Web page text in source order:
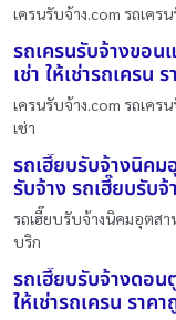
เครนรับจ้าง.com รถเคร
รถเครนรับจ้างขอน
เช่า ให้เช่ารถเครน
เครนรับจ้าง.com รถเคร
เช่า
รถเฮี๊ยบรับจ้างนิคม
รับจ้าง รถเฮี๊ยบรับจ้
รถเฮี๊ยบรับจ้างนิคมอุตสา
บริก
รถเฮี๊ยบรับจ้างดอน
ให้เช่ารถเครน ราคา